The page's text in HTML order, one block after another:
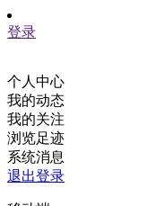
登录
个人中心
我的动态
我的关注
浏览足迹
系统消息
退出登录